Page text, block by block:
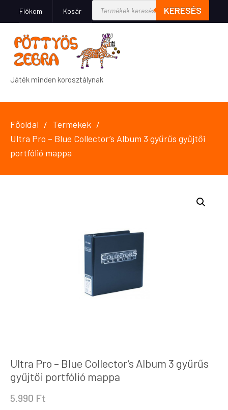
Fiókom Kosár KERESÉS
Játék minden korosztálynak
Főoldal
Termékek
Ultra Pro – Blue Collector’s Album 3 gyűrűs gyűjtői
portfólió mappa
Ultra Pro – Blue Collector’s Album 3 gyűrűs
gyűjtői portfólió mappa
5.990 Ft